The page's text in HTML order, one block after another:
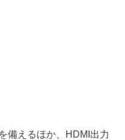
備えるほか、HDMI出力